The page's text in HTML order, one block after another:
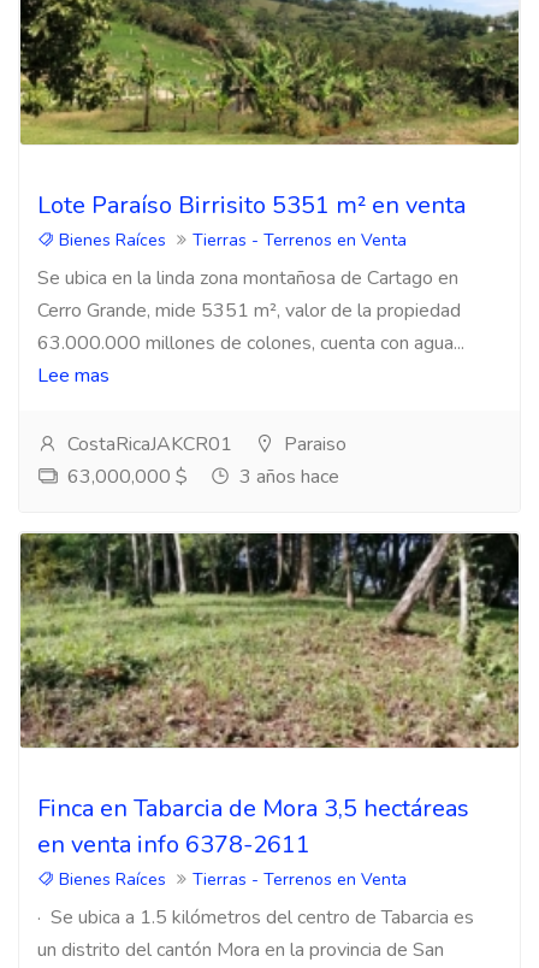
Lote Paraíso Birrisito 5351 m² en venta
Bienes Raíces Tierras - Terrenos en Venta
Se ubica en la linda zona montañosa de Cartago en
Cerro Grande, mide 5351 m², valor de la propiedad
63.000.000 millones de colones, cuenta con agua...
Lee mas
CostaRicaJAKCR01
Paraiso
63,000,000 $
3 años hace
Finca en Tabarcia de Mora 3,5 hectáreas
en venta info 6378-2611
Bienes Raíces Tierras - Terrenos en Venta
· Se ubica a 1.5 kilómetros del centro de Tabarcia es
un distrito del cantón Mora en la provincia de San